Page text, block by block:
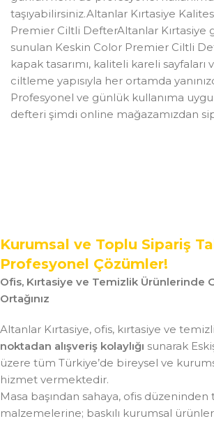
taşıyabilirsiniz.Altanlar Kırtasiye
Premier Ciltli DefterAltanlar Kırtasiye
sunulan Keskin Color Premier Ciltli
kapak tasarımı, kaliteli kareli sayfaları
ciltleme yapısıyla her ortamda
Profesyonel ve günlük kullanıma
defteri şimdi online mağazamızdan
Kurumsal ve Toplu Sipariş
Profesyonel Çözümler!
Ofis, Kırtasiye ve Temizlik Ürünlerinde
Ortağınız
Altanlar Kırtasiye, ofis, kırtasiye ve
noktadan alışveriş kolaylığı sunarak
üzere tüm Türkiye’de bireysel ve
hizmet vermektedir.
Masa başından sahaya, ofis
malzemelerine; baskılı kurumsal